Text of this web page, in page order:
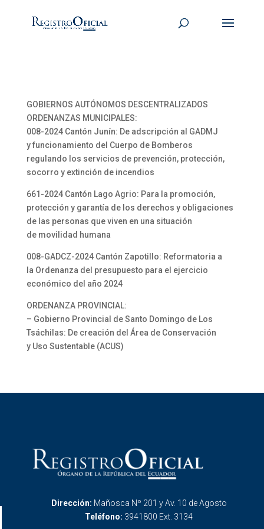
GOBIERNOS AUTÓNOMOS DESCENTRALIZADOS
ORDENANZAS MUNICIPALES:
008-2024 Cantón Junín: De adscripción al GADMJ
y funcionamiento del Cuerpo de Bomberos
regulando los servicios de prevención, protección,
socorro y extinción de incendios
661-2024 Cantón Lago Agrio: Para la promoción,
protección y garantía de los derechos y obligaciones
de las personas que viven en una situación
de movilidad humana
008-GADCZ-2024 Cantón Zapotillo: Reformatoria a
la Ordenanza del presupuesto para el ejercicio
económico del año 2024
ORDENANZA PROVINCIAL:
– Gobierno Provincial de Santo Domingo de Los
Tsáchilas: De creación del Área de Conservación
y Uso Sustentable (ACUS)
Dirección: Mañosca Nº 201 y Av. 10 de Agosto
Teléfono: 3941800 Ext. 3134